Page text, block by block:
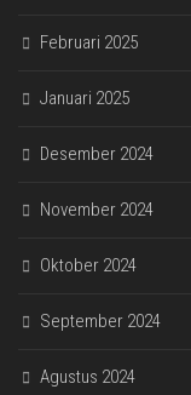
Februari 2025
Januari 2025
Desember 2024
November 2024
Oktober 2024
September 2024
Agustus 2024